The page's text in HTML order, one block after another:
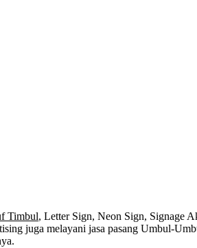
Timbul, Letter Sign, Neon Sign, Signage
juga melayani jasa pasang Umbul-